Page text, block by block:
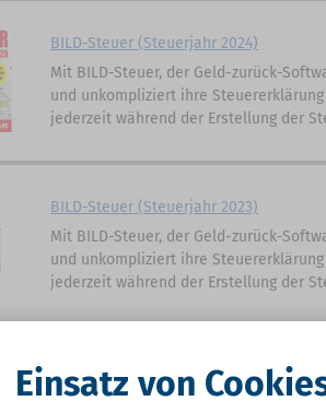
Einsatz von
BILD-Steuer (Steuerjahr 2024)
Mit BILD-Steuer, der Geld-zurück-
und unkompliziert ihre
jederzeit während der Erstellung der
BILD-Steuer (Steuerjahr 2023)
Mit BILD-Steuer, der Geld-zurück-
und unkompliziert ihre
jederzeit während der Erstellung der